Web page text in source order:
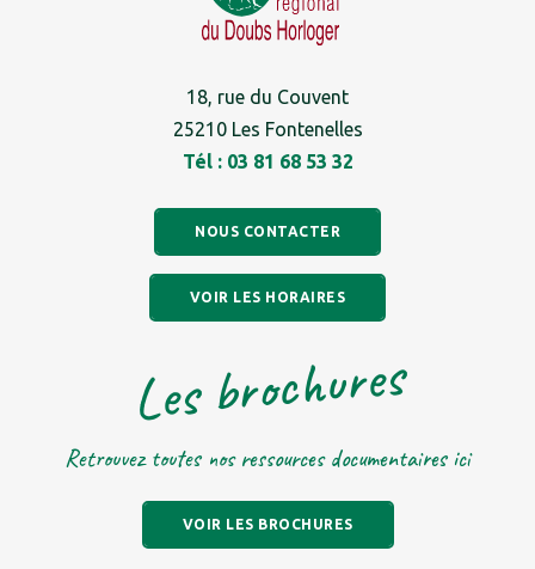
18, rue du Couvent
25210 Les Fontenelles
Tél : 03 81 68 53 32
NOUS CONTACTER
VOIR LES HORAIRES
Les brochures
Retrouvez toutes nos ressources documentaires ici
VOIR LES BROCHURES